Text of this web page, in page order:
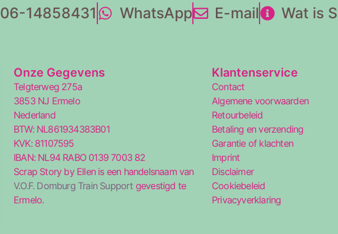
06-14858431 WhatsApp E-mail Wat is
Onze Gegevens
Telgterweg 275a
3853 NJ Ermelo
Nederland
BTW: NL861934383B01
KVK: 81107595
IBAN: NL94 RABO 0139 7003 82
Scrap Story by Ellen is een handelsnaam van
V.O.F. Domburg Train Support gevestigd te
Ermelo.
Klantenservice
Contact
Algemene voorwaarden
Retourbeleid
Betaling en verzending
Garantie of klachten
Imprint
Disclaimer
Cookiebeleid
Privacyverklaring